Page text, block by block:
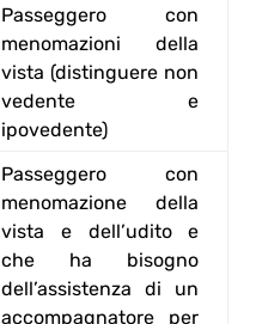
Passeggero con
menomazioni della
vista (distinguere non
vedente e
ipovedente)
Passeggero con
menomazione della
vista e dell’udito e
che ha bisogno
dell’assistenza di un
accompagnatore per